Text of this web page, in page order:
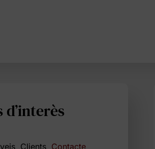
d’interès
Clients Contacte